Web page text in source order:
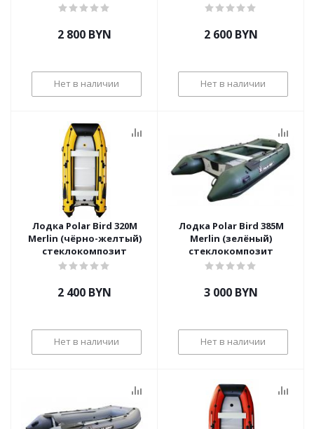
2 800 BYN
Нет в наличии
2 600 BYN
Нет в наличии
Лодка Polar Bird 320M
Merlin (чёрно-желтый)
стеклокомпозит
2 400 BYN
Нет в наличии
Лодка Polar Bird 385М
Merlin (зелёный)
стеклокомпозит
3 000 BYN
Нет в наличии